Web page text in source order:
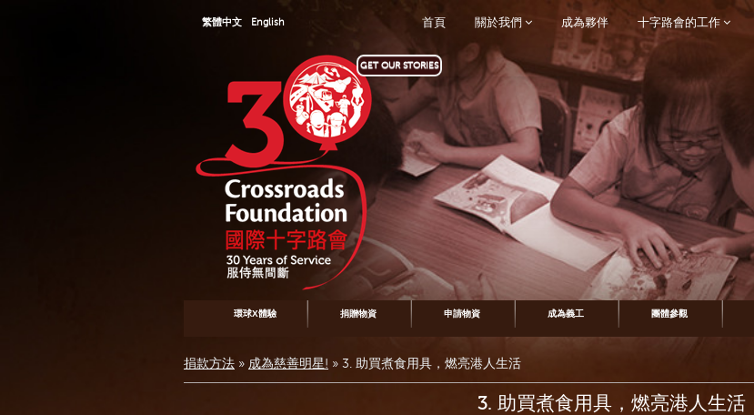
首頁 關於我們 成為夥伴 十字路會的工作
繁體中文 English
GET OUR STORIES
環球X體驗 捐贈物資 申請物資 成為義工 團體參觀
捐款方法 » 成為慈善明星! » 3. 助買煮食用具，燃亮港人生活
3. 助買煮食用具，燃亮港人生活